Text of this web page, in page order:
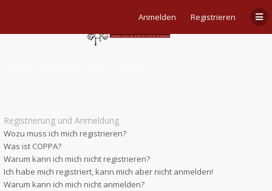
Anmelden Registrieren
Registrierung und Anmeldung
Wozu muss ich mich registrieren?
Was ist COPPA?
Warum kann ich mich nicht registrieren?
Ich habe mich registriert, kann mich aber nicht anmelden!
Warum kann ich mich nicht anmelden?